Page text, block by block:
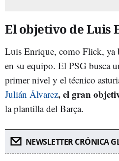
El objetivo de Luis
Luis Enrique, como Flick, ya
en su equipo. El PSG busca
primer nivel y el técnico
Julián Álvarez, el gran
la plantilla del Barça.
NEWSLETTER CRÓNICA